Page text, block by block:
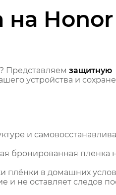
на Honor
? Представляем защитную
устройства и
и
бронированная пленка
плёнки в домашних
и не оставляет следов